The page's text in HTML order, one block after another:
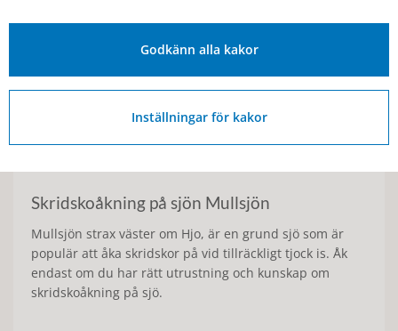
Borrbäck (av privatperson i samarbete med Hjo
Gate (av Fågelås skolas föräldraförening, adress:
Korpedalsvägen)
Korsberga skola (av Korsberga skolas
föräldraförening, adress: Kullaborgsvägen)
Korsgården (av Norra Fågelås IF, adress: Bastuvägen)
Hammarsjorden (av privatperson i samarbete med
Skridskoåkning på sjön Mullsjön
Mullsjön strax väster om Hjo, är en grund sjö som är
populär att åka skridskor på vid tillräckligt tjock is. Åk
endast om du har rätt utrustning och kunskap om
skridskoåkning på sjö.
Godkänn alla kakor
Inställningar för kakor